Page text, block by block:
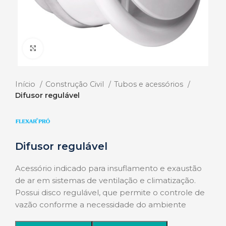
Início Construção Civil
Tubos e acessórios
Difusor regulável
Difusor regulável
Acessório indicado para insuflamento e exaustão
de ar em sistemas de ventilação e climatização.
Possui disco regulável, que permite o controle de
vazão conforme a necessidade do ambiente